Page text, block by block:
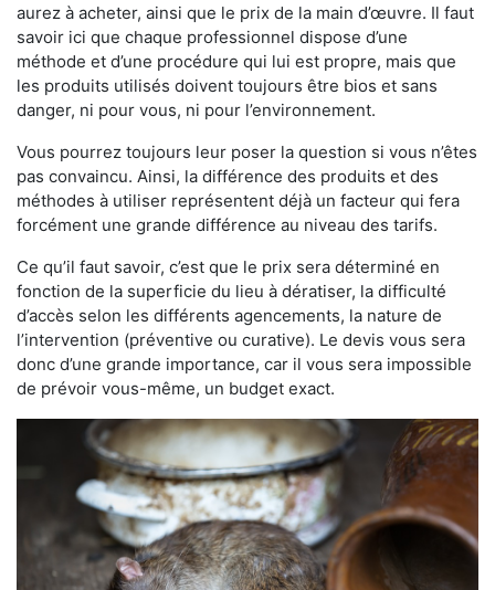
aurez à acheter, ainsi que le prix de la main d’œuvre. Il faut
savoir ici que chaque professionnel dispose d’une
méthode et d’une procédure qui lui est propre, mais que
les produits utilisés doivent toujours être bios et sans
danger, ni pour vous, ni pour l’environnement.
Vous pourrez toujours leur poser la question si vous n’êtes
pas convaincu. Ainsi, la différence des produits et des
méthodes à utiliser représentent déjà un facteur qui fera
forcément une grande différence au niveau des tarifs.
Ce qu’il faut savoir, c’est que le prix sera déterminé en
fonction de la superficie du lieu à dératiser, la difficulté
d’accès selon les différents agencements, la nature de
l’intervention (préventive ou curative). Le devis vous sera
donc d’une grande importance, car il vous sera impossible
de prévoir vous-même, un budget exact.